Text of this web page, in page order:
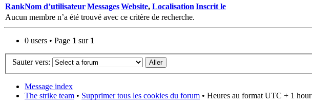
RankNom d’utilisateurMessagesWebsite, Localisation Inscrit le
Aucun membre n’a été trouvé avec ce critère de recherche.
0 users • Page 1 sur 1
Sauter vers:
Message index
The strike team • Supprimer tous les cookies du forum • Heures au format UTC + 1 hour